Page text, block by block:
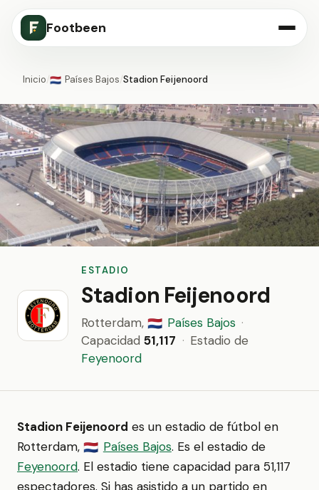
Footbeen
Inicio/🇳🇱 Países Bajos/Stadion Feijenoord
ESTADIO
Stadion Feijenoord
Rotterdam, 🇳🇱 Países Bajos ·
Capacidad 51,117 · Estadio de
Feyenoord
Stadion Feijenoord es un estadio de fútbol en
Rotterdam, 🇳🇱 Países Bajos. Es el estadio de
Feyenoord. El estadio tiene capacidad para 51,117
espectadores. Si has asistido a un partido en